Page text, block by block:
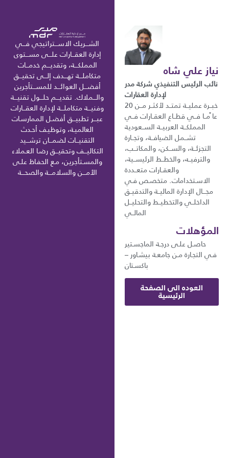
نياز علي شاه
نائب الرئيس التنفيذي شركة مدر
لإدارة العقارات
خبــرة عمليــة تمتــد لأكثــر مــن 20
عا ًمــا فــي قطــاع العقــارات فــي
المملكــة العربيــة الســعودية
تشــمل الضيافــة، وتجــارة
التجزئــة، والســكن، والمكاتــب،
والترفيــه، والخطــط الرئيســية،
والعقــارات متعــددة
الاسـتخدامات. متخصـص فـي
مجـــال الإدارة الماليــة والتدقيــق
الداخلــي والتخطيــط والتحليــل
المالــي
المؤهلات
حاصـل علـى درجـة الماجسـتير
فـي التجـارة مـن جامعـة بيشـاور –
باكسـتان
العوده الى الصفحة
الرئيسية
الشـــريك الاســـتراتيجي فـــي
إدارة العقـــارات علـــى مســـتوى
المملكـــة، وتقديـــم خدمـــات
متكاملـــة تهـــدف إلـــى تحقيـــق
أفضـــل العوائـــد للمســـتأجرين
والـــملاك. تقديـــم حلـــول تقنيـــة
وفنيـــة متكاملـــة لإدارة العقـــارات
عبـــر تطبيـــق أفضـل الممارسـات
العالميـة، وتوظيـف أحـدث
التقنيـــات لضمـــان ترشـــيد
التكاليـــف وتحقيـــق رضـا العـملاء
والمسـتأجرين، مـع الحفـاظ علـى
الأمـــن والسلامـــة والصحـــة